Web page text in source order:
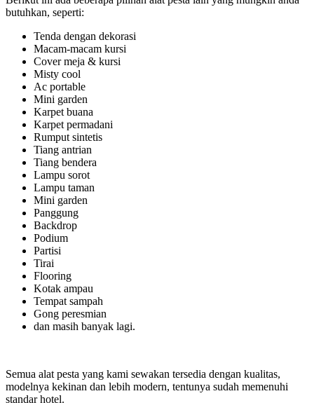
butuhkan, seperti:
Tenda dengan dekorasi
Macam-macam kursi
Cover meja & kursi
Misty cool
Ac portable
Mini garden
Karpet buana
Karpet permadani
Rumput sintetis
Tiang antrian
Tiang bendera
Lampu sorot
Lampu taman
Mini garden
Panggung
Backdrop
Podium
Partisi
Tirai
Flooring
Kotak ampau
Tempat sampah
Gong peresmian
dan masih banyak lagi.
Semua alat pesta yang kami sewakan tersedia dengan kualitas,
modelnya kekinan dan lebih modern, tentunya sudah memenuhi
standar hotel.